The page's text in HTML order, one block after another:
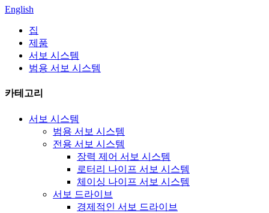
English
집
제품
서보 시스템
범용 서보 시스템
카테고리
서보 시스템
범용 서보 시스템
전용 서보 시스템
장력 제어 서보 시스템
로터리 나이프 서보 시스템
체이싱 나이프 서보 시스템
서보 드라이브
경제적인 서보 드라이브